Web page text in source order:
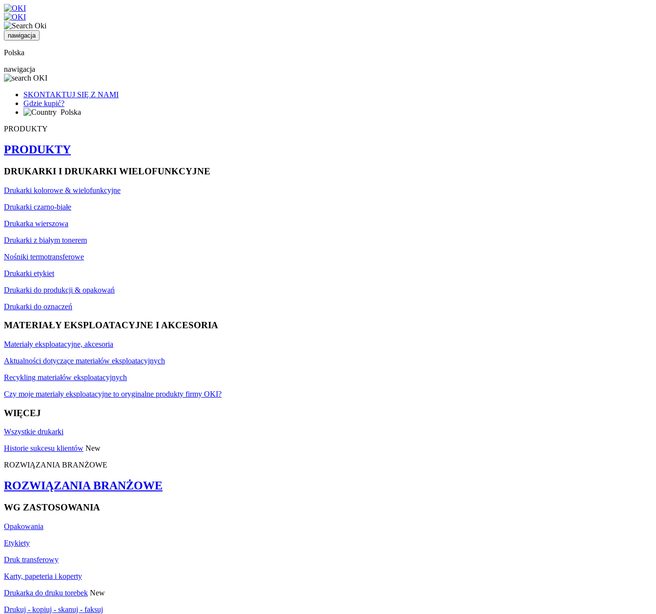
nawigacja
Polska
nawigacja
SKONTAKTUJ SIĘ Z NAMI
Gdzie kupić?
Polska
PRODUKTY
PRODUKTY
DRUKARKI I DRUKARKI WIELOFUNKCYJNE
Drukarki kolorowe & wielofunkcyjne
Drukarki czarno-białe
Drukarka wierszowa
Drukarki z białym tonerem
Nośniki termotransferowe
Drukarki etykiet
Drukarki do produkcji & opakowań
Drukarki do oznaczeń
MATERIAŁY EKSPLOATACYJNE I AKCESORIA
Materiały eksploatacyjne, akcesoria
Aktualności dotyczące materiałów eksploatacyjnych
Recykling materiałów eksploatacyjnych
Czy moje materiały eksploatacyjne to oryginalne produkty firmy OKI?
WIĘCEJ
Wszystkie drukarki
Historie sukcesu klientów New
ROZWIĄZANIA BRANŻOWE
ROZWIĄZANIA BRANŻOWE
WG ZASTOSOWANIA
Opakowania
Etykiety
Druk transferowy
Karty, papeteria i koperty
Drukarka do druku torebek New
Drukuj - kopiuj - skanuj - faksuj